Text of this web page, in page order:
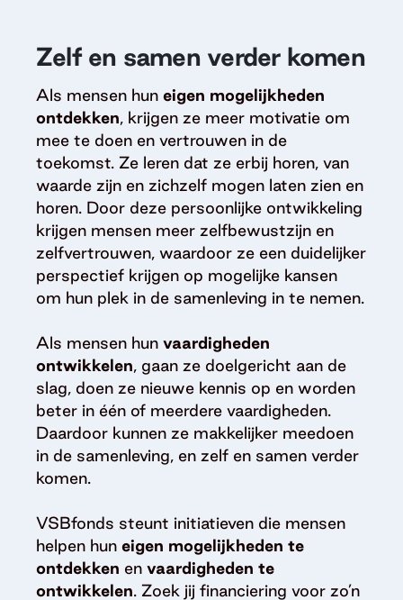
Zelf en samen verder komen
Als mensen hun eigen mogelijkheden
ontdekken, krijgen ze meer motivatie om
mee te doen en vertrouwen in de
toekomst. Ze leren dat ze erbij horen, van
waarde zijn en zichzelf mogen laten zien en
horen. Door deze persoonlijke ontwikkeling
krijgen mensen meer zelfbewustzijn en
zelfvertrouwen, waardoor ze een duidelijker
perspectief krijgen op mogelijke kansen
om hun plek in de samenleving in te nemen.
Als mensen hun vaardigheden
ontwikkelen, gaan ze doelgericht aan de
slag, doen ze nieuwe kennis op en worden
beter in één of meerdere vaardigheden.
Daardoor kunnen ze makkelijker meedoen
in de samenleving, en zelf en samen verder
komen.
VSBfonds steunt initiatieven die mensen
helpen hun eigen mogelijkheden te
ontdekken en vaardigheden te
ontwikkelen. Zoek jij financiering voor zo’n